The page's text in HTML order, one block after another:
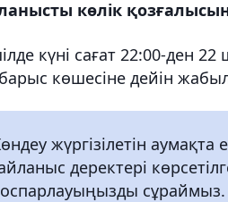
көлік
күні сағат 22:00-ден
көшесіне дейін
жүргізілетін аумақта
деректері
сұраймыз.